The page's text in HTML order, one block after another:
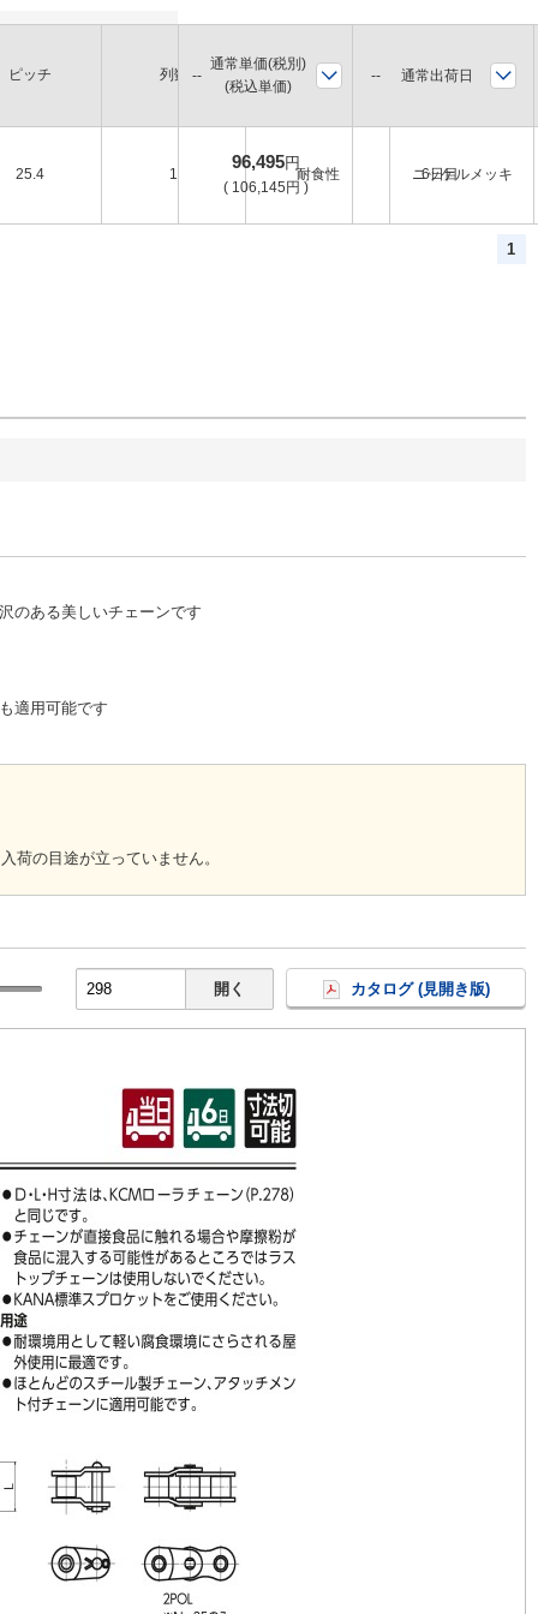
ピッチ 列数 環境 表面処理
25.4 1 耐食性 ニッケルメッキ
通常単価(税別)
(税込単価)
通常出荷日
96,495円
( 106,145 円 )
6日目
1
のある美しいチェーンです
適用可能です
荷の目途が立っていません。
開く カタログ (見開き版)